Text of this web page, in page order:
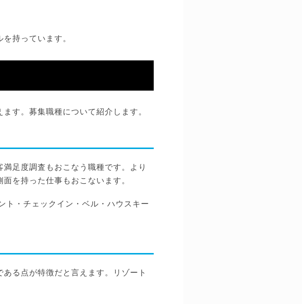
持っています。
す。募集職種について紹介します。
足度調査もおこなう職種です。より
を持った仕事もおこないます。
ト・チェックイン・ベル・ハウスキー
る点が特徴だと言えます。リゾート